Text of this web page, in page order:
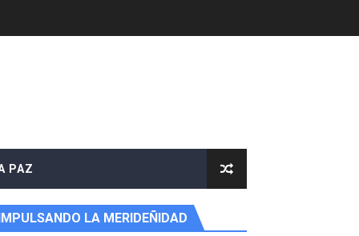
PAZ
IMPULSANDO LA MERIDEÑIDAD